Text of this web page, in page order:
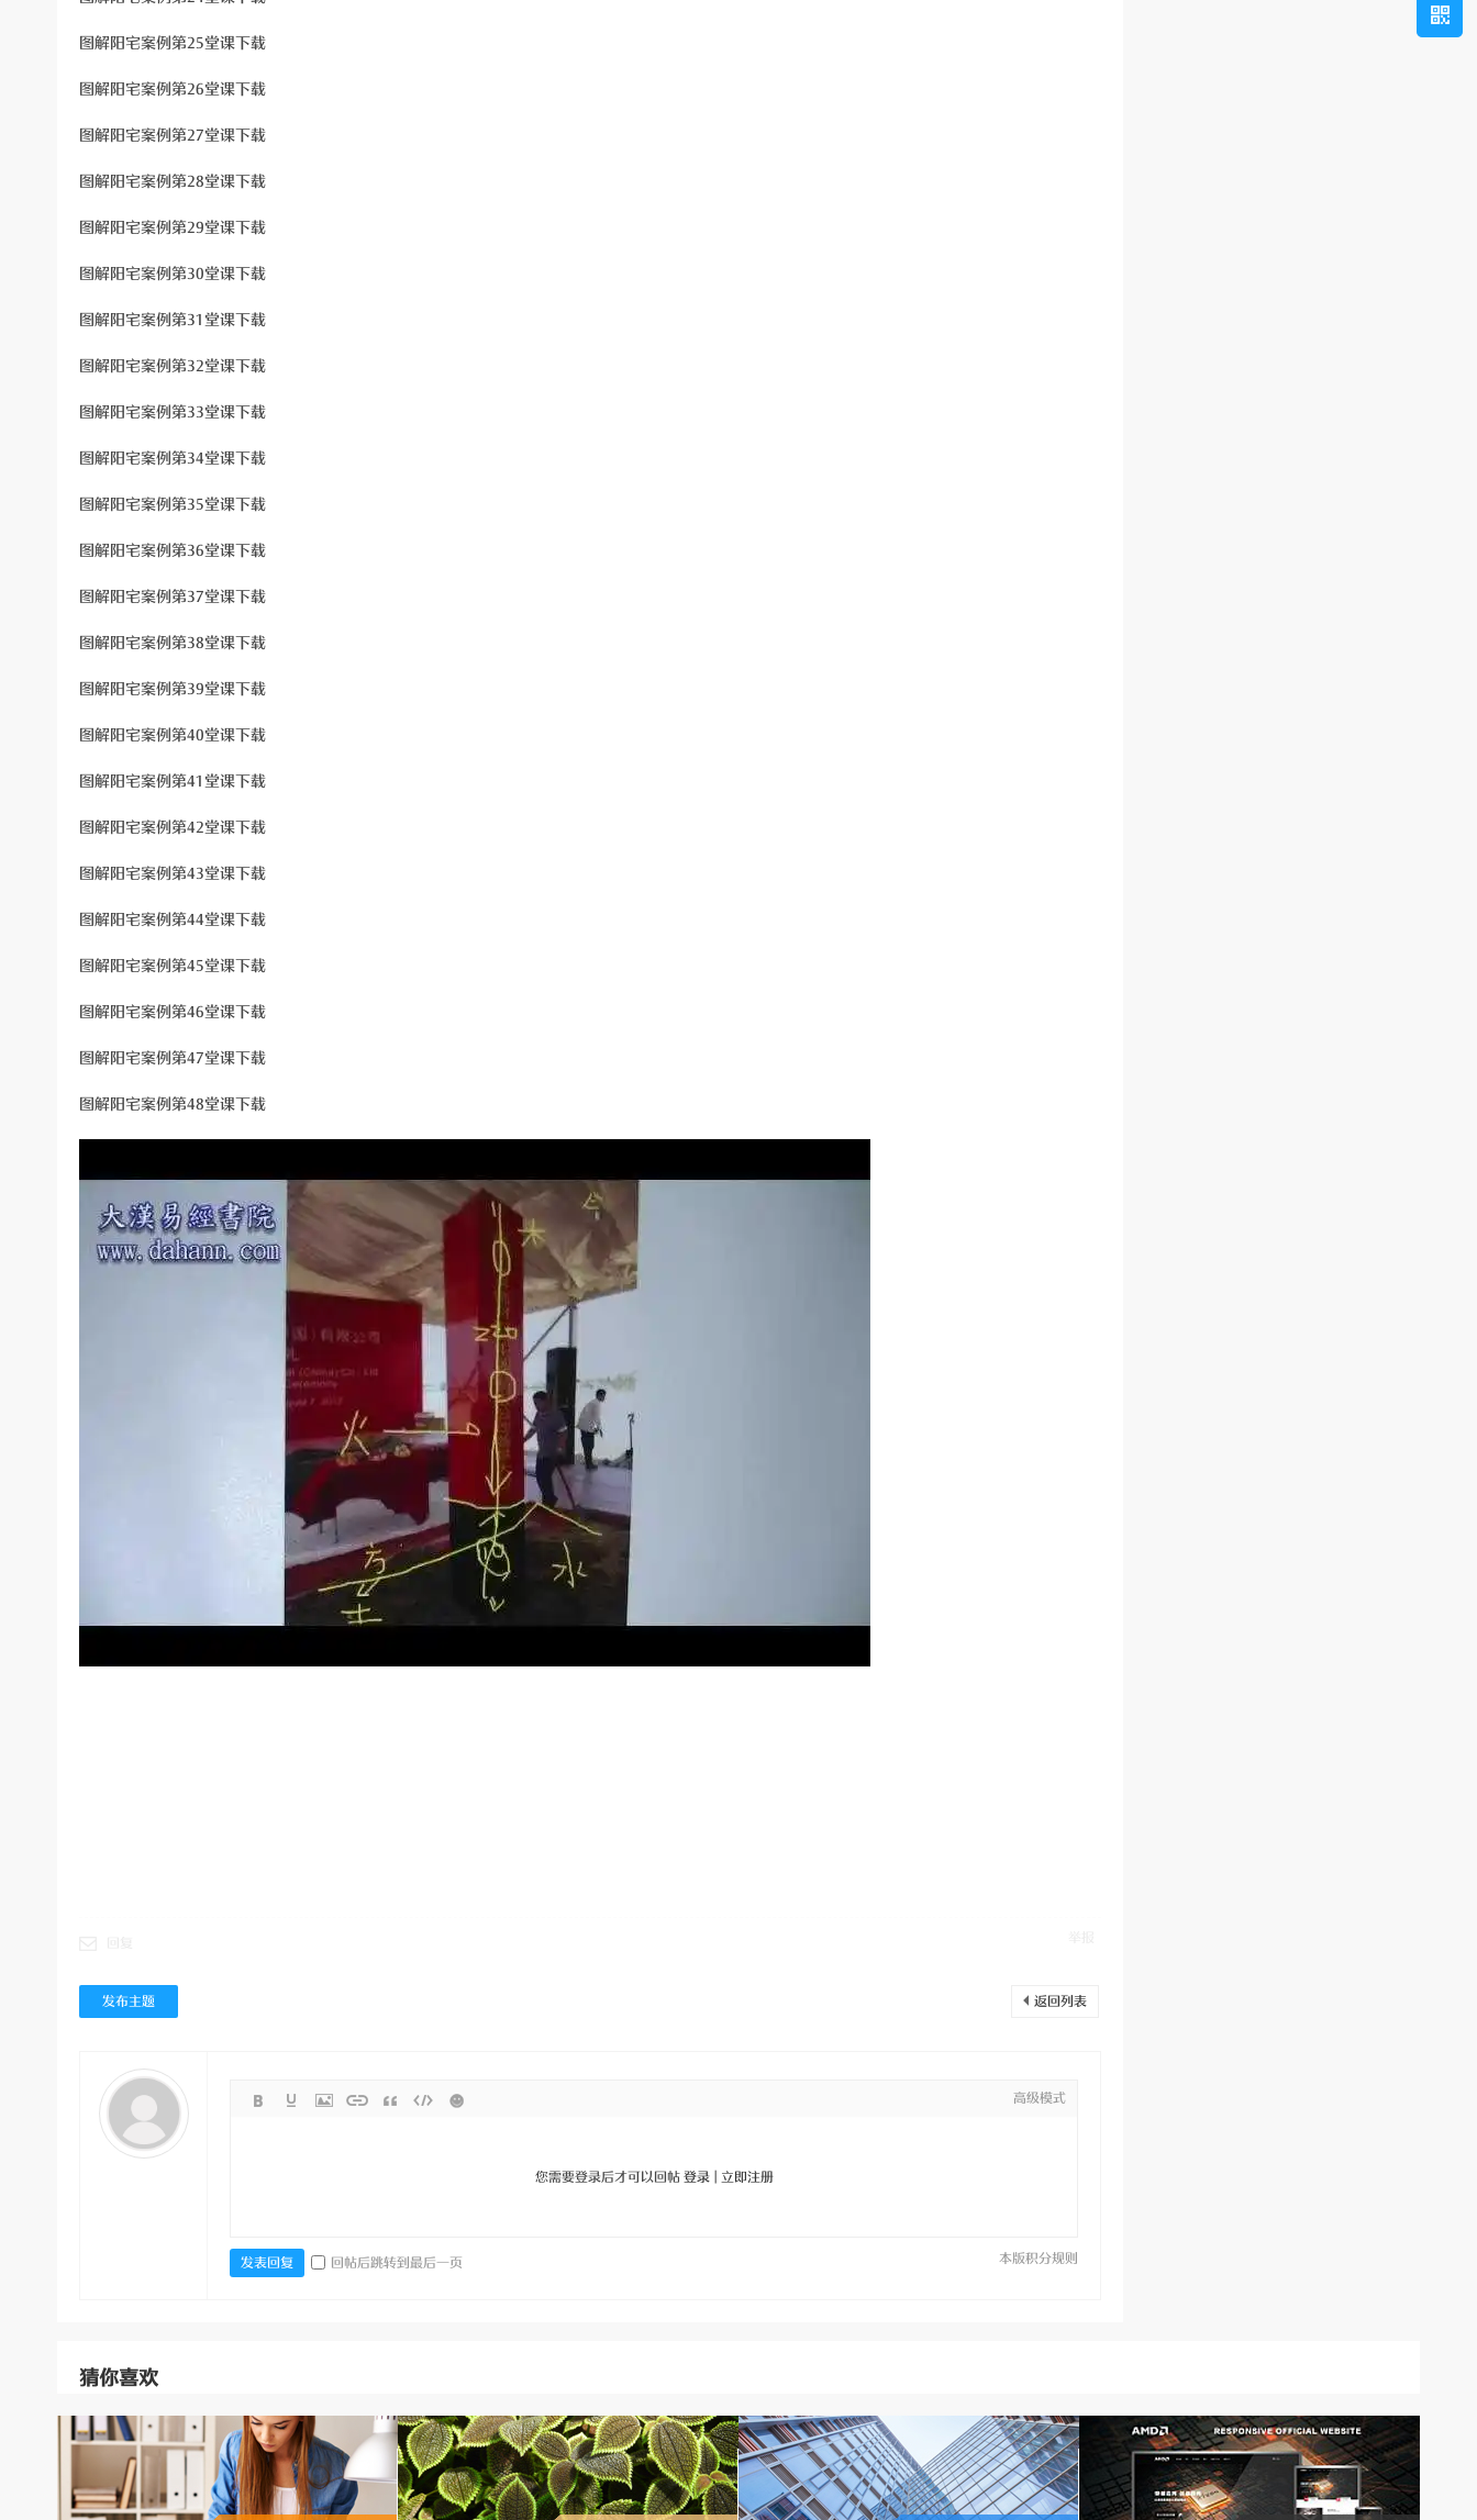
图解阳宅案例第25堂课下载
图解阳宅案例第26堂课下载
图解阳宅案例第27堂课下载
图解阳宅案例第28堂课下载
图解阳宅案例第29堂课下载
图解阳宅案例第30堂课下载
图解阳宅案例第31堂课下载
图解阳宅案例第32堂课下载
图解阳宅案例第33堂课下载
图解阳宅案例第34堂课下载
图解阳宅案例第35堂课下载
图解阳宅案例第36堂课下载
图解阳宅案例第37堂课下载
图解阳宅案例第38堂课下载
图解阳宅案例第39堂课下载
图解阳宅案例第40堂课下载
图解阳宅案例第41堂课下载
图解阳宅案例第42堂课下载
图解阳宅案例第43堂课下载
图解阳宅案例第44堂课下载
图解阳宅案例第45堂课下载
图解阳宅案例第46堂课下载
图解阳宅案例第47堂课下载
图解阳宅案例第48堂课下载
发布主题 返回列表
高级模式
您需要登录后才可以回帖 登录| 立即注册
本版积分规则
发表回复 回帖后跳转到最后一页
猜你喜欢